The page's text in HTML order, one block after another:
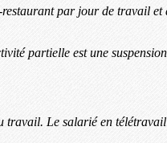
par jour de travail
partielle est une
travail. Le salarié en